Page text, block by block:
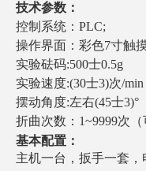
技术参数：
控制系统：PLC;
操作界面：彩色7寸触
实验砝码:500士0.5g
实验速度:(30士3)次/min
摆动角度:左右(45士3)°
折曲次数：1~9999次
基本配置：
主机一台，扳手一套